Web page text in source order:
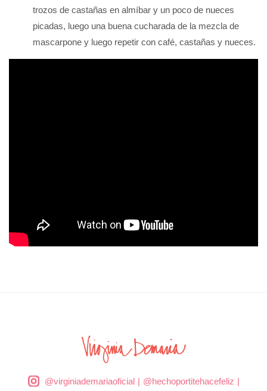
trozos de castañas en almíbar y un poco de nueces
picadas, luego una buena cucharada de la mezcla de
mascarpone y luego repetir con café, castañas y nueces.
@virginiademariaoficial| @hechoportitehacefeliz |